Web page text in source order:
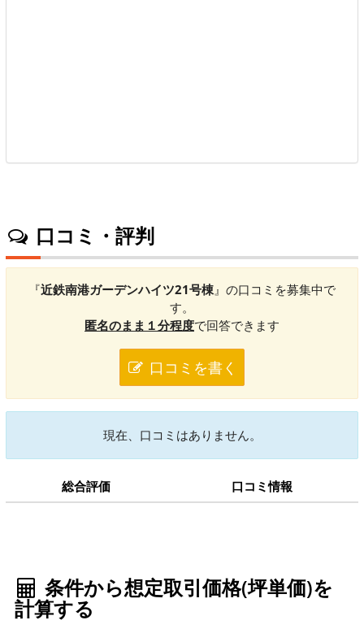
口コミ・評判
『近鉄南港ガーデンハイツ21号棟』の口コミを募集中で
す。
匿名のまま１分程度で回答できます
口コミを書く
現在、口コミはありません。
総合評価 口コミ情報
条件から想定取引価格(坪単価)を
計算する